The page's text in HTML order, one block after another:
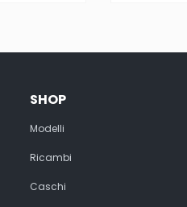
SHOP
Modelli
Ricambi
Caschi